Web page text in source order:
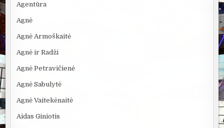
Agentūra
Agnė
Agnė Armoškaitė
Agnė ir Radži
Agnė Petravičienė
Agnė Sabulytė
Agnė Vaitekėnaitė
Aidas Giniotis